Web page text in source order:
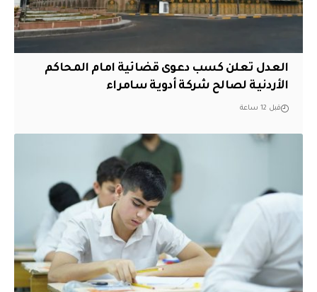
العدل تعلن كسب دعوى قضائية امام المحاكم
الأردنية لصالح شركة أدوية سامراء
قبل 12 ساعة